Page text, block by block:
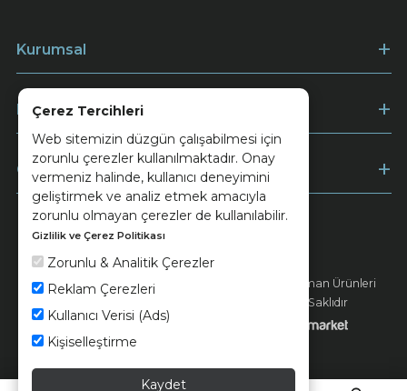
Çerez Tercihleri
Web sitemizin düzgün çalışabilmesi için
zorunlu çerezler kullanılmaktadır. Onay
vermeniz halinde, kullanıcı deneyimini
geliştirmek ve analiz etmek amacıyla
zorunlu olmayan çerezler de kullanılabilir.
Gizlilik ve Çerez Politikası
Zorunlu & Analitik Çerezler
Reklam Çerezleri
Kullanıcı Verisi (Ads)
Kişiselleştirme
Kaydet
Kurumsal
Müşteri Hizmetleri
Ödeme
© 2026 Ünsa Madencilik Turizm Enerji Seramik Orman Ürünleri
Elektrik Üretim San. ve Tic. A.Ş. - Tüm Hakları Saklıdır